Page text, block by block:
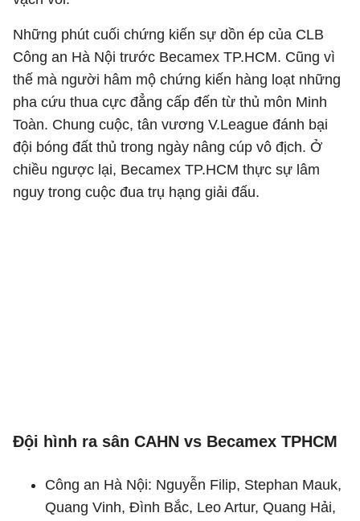
Những phút cuối chứng kiến sự dồn ép của CLB
Công an Hà Nội trước Becamex TP.HCM. Cũng vì
thế mà người hâm mộ chứng kiến hàng loạt những
pha cứu thua cực đẳng cấp đến từ thủ môn Minh
Toàn. Chung cuộc, tân vương V.League đánh bại
đội bóng đất thủ trong ngày nâng cúp vô địch. Ở
chiều ngược lại, Becamex TP.HCM thực sự lâm
nguy trong cuộc đua trụ hạng giải đấu.
Đội hình ra sân CAHN vs Becamex TPHCM
Công an Hà Nội: Nguyễn Filip, Stephan Mauk,
Quang Vinh, Đình Bắc, Leo Artur, Quang Hải,